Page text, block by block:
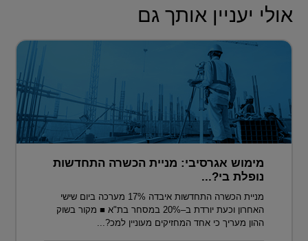
אולי יעניין אותך גם
מימוש אגרסיבי: מניית הכשרה התחדשות
נופלת בי?...
מניית הכשרה התחדשות איבדה 17% מערכה ביום שישי
האחרון וכעת יורדת ב–20% במסחר בת"א ■ מקור בשוק
ההון מעריך כי אחד המחזיקים מעוניין למכ?...